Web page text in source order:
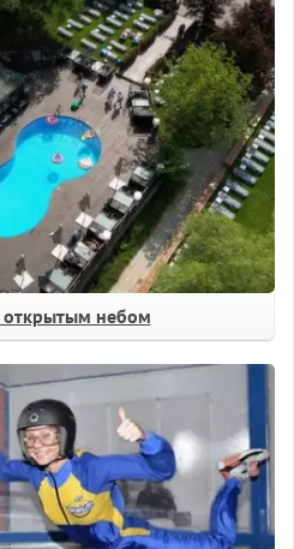
небом